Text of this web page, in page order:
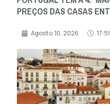
PREÇOS DAS CASAS
Agosto 10, 2026